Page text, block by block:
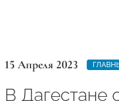
15 Апреля 2023
В Дагестане